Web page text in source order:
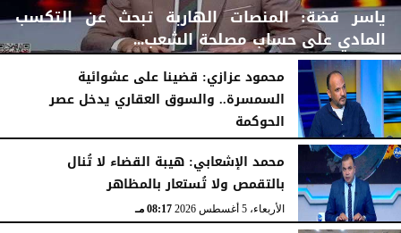
ياسر فضة: المنصات الهاربة تبحث عن التكسب
المادي على حساب مصلحة الشعب...
الأربعاء، 5 أغسطس 2026 08:42 مـ
محمود عزازي: قضينا على عشوائية
السمسرة.. والسوق العقاري يدخل عصر
الحوكمة
الأربعاء، 5 أغسطس 2026
محمد الإشعابي: هيبة القضاء لا تُنال
بالتقمص ولا تُستعار بالمظاهر
الأربعاء، 5 أغسطس 2026 08:17 مـ